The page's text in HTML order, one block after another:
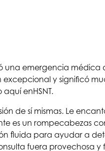
una emergencia
y significó
aquí enHSNT.
de sí mismas. Le
es un rompecabezas
fluida para ayudar a
fuera provechosa y